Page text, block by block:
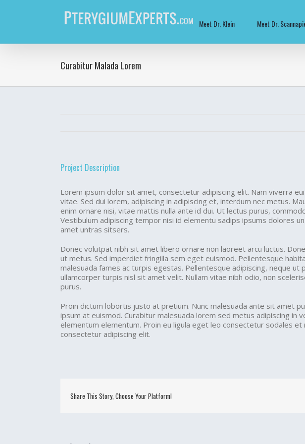
Meet Dr. Klein Meet Dr.
Curabitur Malada Lorem
Project Description
Lorem ipsum dolor sit amet, consectetur adipiscing elit. Nam viverra
vitae. Sed dui lorem, adipiscing in adipiscing et, interdum nec metus.
enim ornare nisi, vitae mattis nulla ante id dui. Ut lectus purus,
Vestibulum adipiscing tempor nisi id elementu sadips ipsums dolores
amet untras sitsers.
Donec volutpat nibh sit amet libero ornare non laoreet arcu luctus.
ut metus. Sed imperdiet fringilla sem eget euismod. Pellentesque
malesuada fames ac turpis egestas. Pellentesque adipiscing, neque ut
ullamcorper turpis nisl sit amet velit. Nullam vitae nibh odio, non
purus.
Proin dictum lobortis justo at pretium. Nunc malesuada ante sit amet
ipsum at euismod. Curabitur malesuada lorem sed metus adipiscing in
elementum elementum. Proin eu ligula eget leo consectetur sodales
consectetur adipiscing elit.
Share This Story, Choose Your Platform!